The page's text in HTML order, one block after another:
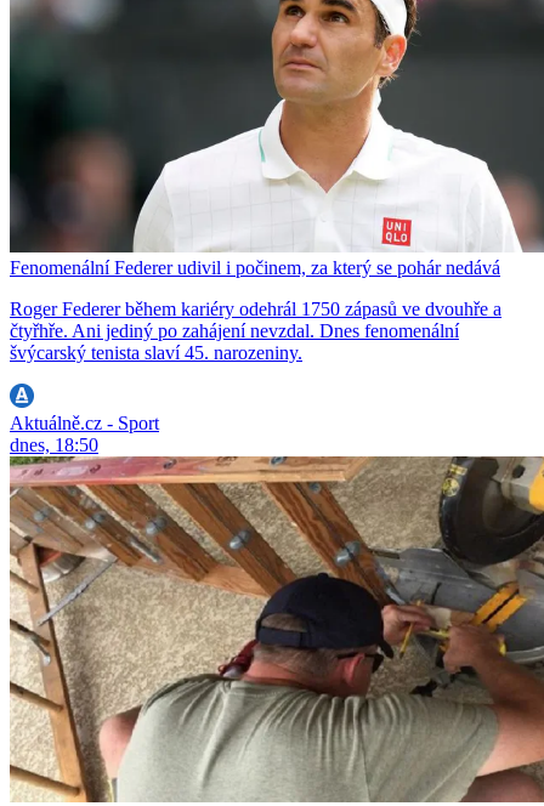
Fenomenální Federer udivil i počinem, za který se pohár nedává
Roger Federer během kariéry odehrál 1750 zápasů ve dvouhře a
čtyřhře. Ani jediný po zahájení nevzdal. Dnes fenomenální
švýcarský tenista slaví 45. narozeniny.
Aktuálně.cz - Sport
dnes, 18:50